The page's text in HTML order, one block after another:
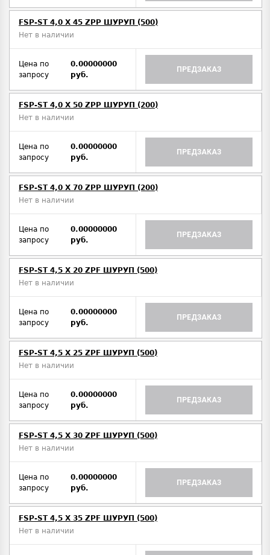
FSP-ST 4,0 X 45 ZPP ШУРУП (500)
Нет в наличии
Цена по
запросу
0.00000000
руб.
ПРЕДЗАКАЗ
FSP-ST 4,0 X 50 ZPP ШУРУП (200)
Нет в наличии
Цена по
запросу
0.00000000
руб.
ПРЕДЗАКАЗ
FSP-ST 4,0 X 70 ZPP ШУРУП (200)
Нет в наличии
Цена по
запросу
0.00000000
руб.
ПРЕДЗАКАЗ
FSP-ST 4,5 X 20 ZPF ШУРУП (500)
Нет в наличии
Цена по
запросу
0.00000000
руб.
ПРЕДЗАКАЗ
FSP-ST 4,5 X 25 ZPF ШУРУП (500)
Нет в наличии
Цена по
запросу
0.00000000
руб.
ПРЕДЗАКАЗ
FSP-ST 4,5 X 30 ZPF ШУРУП (500)
Нет в наличии
Цена по
запросу
0.00000000
руб.
ПРЕДЗАКАЗ
FSP-ST 4,5 X 35 ZPF ШУРУП (500)
Нет в наличии